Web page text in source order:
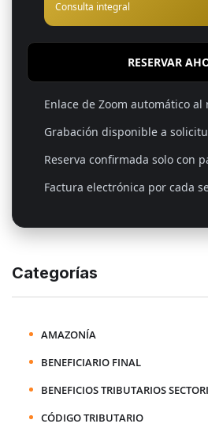
Consulta integral
RESERVAR
Enlace de Zoom automático al
Grabación disponible a
Reserva confirmada solo con
Factura electrónica por cada
Categorías
AMAZONÍA
BENEFICIARIO FINAL
BENEFICIOS TRIBUTARIOS
CÓDIGO TRIBUTARIO